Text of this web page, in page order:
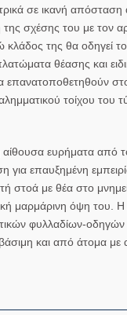
σε ικανή
σχέσης του με τον
της θα οδηγεί
θέασης και
τοίχου
ευρήματα από
για επαυξημένη
στοά με θέα στο
μαρμάρινη όψη του.
φυλλαδίων-
και από άτομα με